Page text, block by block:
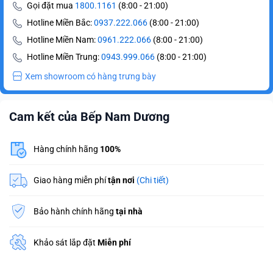
Gọi đặt mua 1800.1161 (8:00 - 21:00)
Hotline Miền Bắc:0937.222.066 (8:00 - 21:00)
Hotline Miền Nam:0961.222.066 (8:00 - 21:00)
Hotline Miền Trung:0943.999.066 (8:00 - 21:00)
Xem showroom có hàng trưng bày
Cam kết của Bếp Nam Dương
Hàng chính hãng 100%
Giao hàng miễn phítận nơi (Chi tiết)
Bảo hành chính hãng tại nhà
Khảo sát lắp đặt Miễn phí